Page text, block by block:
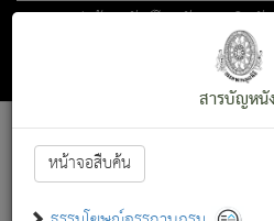
ตอน 1 ว่าด้วย สัตว์โลกกับจตุราริยสัจ
สารบัญหนั
หน้าจอสืบค้น
Font :15 ]||